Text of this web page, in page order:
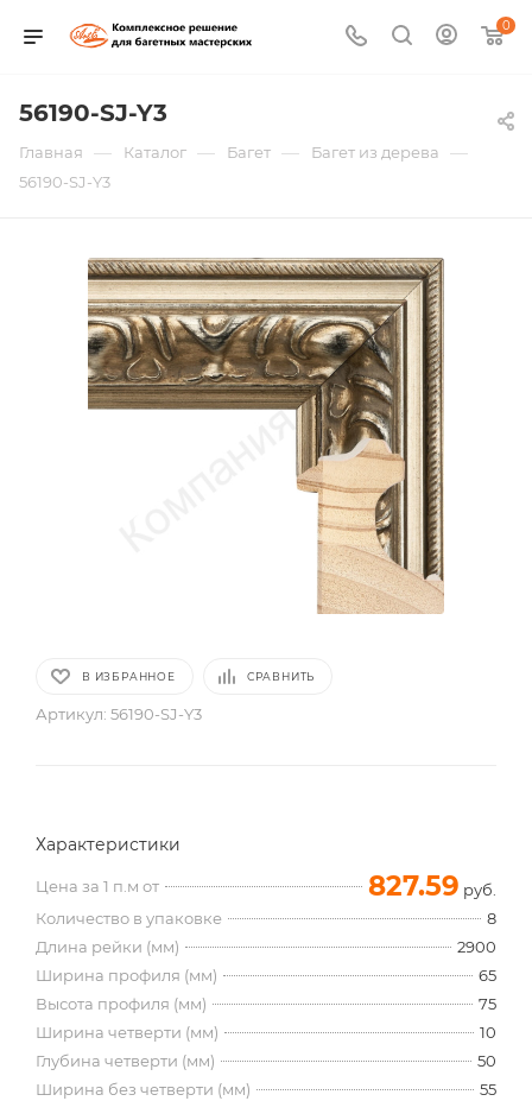
0
56190-SJ-Y3
Главная — Каталог — Багет — Багет из дерева —
56190-SJ-Y3
В ИЗБРАННОЕ СРАВНИТЬ
Артикул: 56190-SJ-Y3
Характеристики
Цена за 1 п.м от 827.59 руб.
Количество в упаковке
8
Длина рейки (мм)
2900
Ширина профиля (мм)
65
Высота профиля (мм)
75
Ширина четверти (мм)
10
Глубина четверти (мм)
50
Ширина без четверти (мм)
55